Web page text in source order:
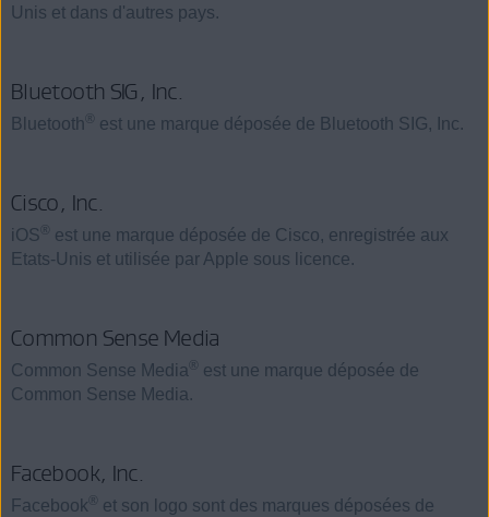
Unis et dans d'autres pays.
Bluetooth SIG, Inc.
Bluetooth ® est une marque déposée de Bluetooth SIG, Inc.
Cisco, Inc.
iOS ®
est une marque déposée de Cisco, enregistrée aux
Etats-Unis et utilisée par Apple sous licence.
Common Sense Media
Common Sense Media ®
est une marque déposée de
Common Sense Media.
Facebook, Inc.
Facebook ®
et son logo sont des marques déposées de